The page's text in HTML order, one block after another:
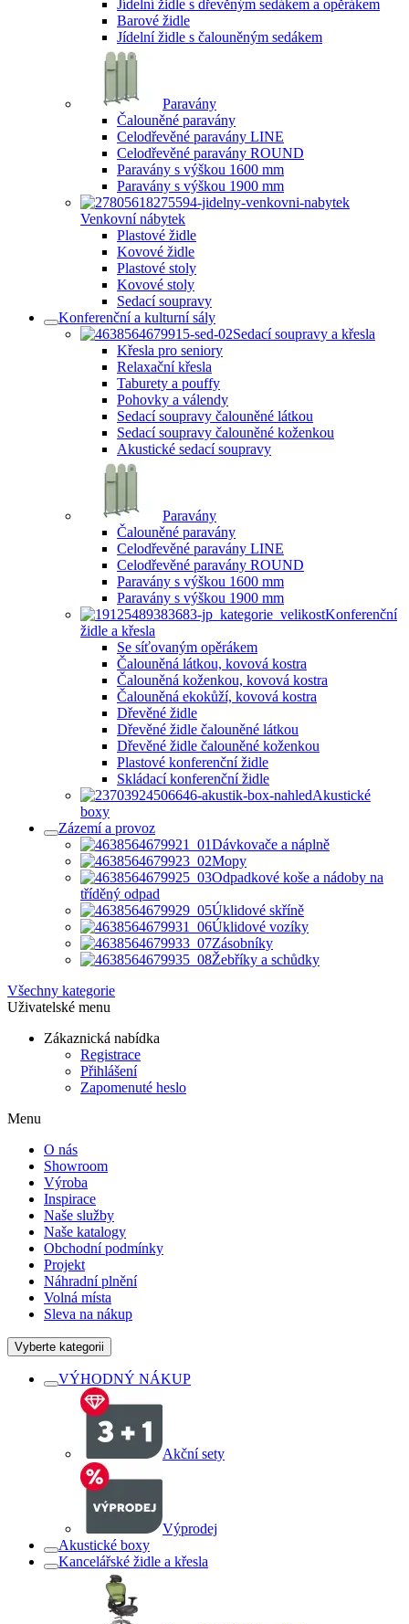
Jídelní židle s dřevěným sedákem a opěrákem
Barové židle
Jídelní židle s čalouněným sedákem
Paravány
Čalouněné paravány
Celodřevěné paravány LINE
Celodřevěné paravány ROUND
Paravány s výškou 1600 mm
Paravány s výškou 1900 mm
Venkovní nábytek
Plastové židle
Kovové židle
Plastové stoly
Kovové stoly
Sedací soupravy
Konferenční a kulturní sály
Sedací soupravy a křesla
Křesla pro seniory
Relaxační křesla
Taburety a pouffy
Pohovky a válendy
Sedací soupravy čalouněné látkou
Sedací soupravy čalouněné koženkou
Akustické sedací soupravy
Paravány
Čalouněné paravány
Celodřevěné paravány LINE
Celodřevěné paravány ROUND
Paravány s výškou 1600 mm
Paravány s výškou 1900 mm
Konferenční
židle a křesla
Se síťovaným opěrákem
Čalouněná látkou, kovová kostra
Čalouněná koženkou, kovová kostra
Čalouněná ekokůží, kovová kostra
Dřevěné židle
Dřevěné židle čalouněné látkou
Dřevěné židle čalouněné koženkou
Plastové konferenční židle
Skládací konferenční židle
Akustické
boxy
Zázemí a provoz
Dávkovače a náplně
Mopy
Odpadkové koše a nádoby na
tříděný odpad
Úklidové skříně
Úklidové vozíky
Zásobníky
Žebříky a schůdky
Všechny kategorie
Uživatelské menu
Zákaznická nabídka
Registrace
Přihlášení
Zapomenuté heslo
Menu
O nás
Showroom
Výroba
Inspirace
Naše služby
Naše katalogy
Obchodní podmínky
Projekt
Náhradní plnění
Volná místa
Sleva na nákup
Vyberte kategorii
VÝHODNÝ NÁKUP
Akční sety
Výprodej
Akustické boxy
Kancelářské židle a křesla